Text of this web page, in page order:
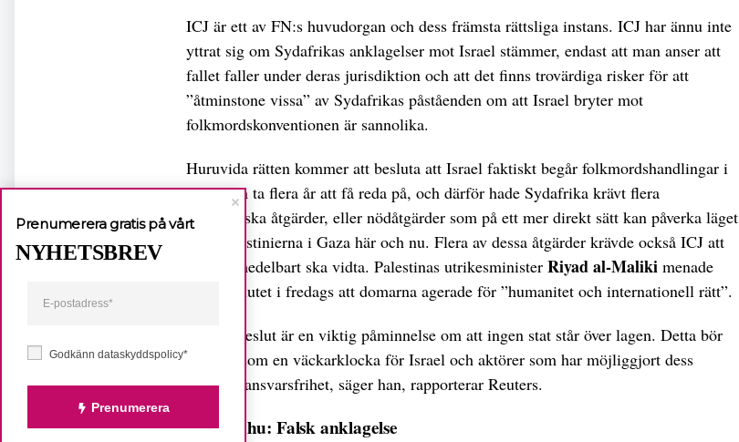
ICJ är ett av FN:s huvudorgan och dess främsta rättsliga instans. ICJ har ännu inte
yttrat sig om Sydafrikas anklagelser mot Israel stämmer, endast att man anser att
fallet faller under deras jurisdiktion och att det finns trovärdiga risker för att
”åtminstone vissa” av Sydafrikas påståenden om att Israel bryter mot
folkmordskonventionen är sannolika.
Huruvida rätten kommer att besluta att Israel faktiskt begår folkmordshandlingar i
Gaza kan ta flera år att få reda på, och därför hade Sydafrika krävt flera
provisoriska åtgärder, eller nödåtgärder som på ett mer direkt sätt kan påverka läget
i för palestinierna i Gaza här och nu. Flera av dessa åtgärder krävde också ICJ att
Israel omedelbart ska vidta. Palestinas utrikesminister Riyad al-Maliki menade
efter beslutet i fredags att domarna agerade för ”humanitet och internationell rätt”.
– ICJ:s beslut är en viktig påminnelse om att ingen stat står över lagen. Detta bör
fungera som en väckarklocka för Israel och aktörer som har möjliggjort dess
inrotade ansvarsfrihet, säger han, rapporterar Reuters.
Netanyahu: Falsk anklagelse
Godkänn dataskyddspolicy*
Prenumerera
Prenumerera gratis på vårt
NYHETSBREV